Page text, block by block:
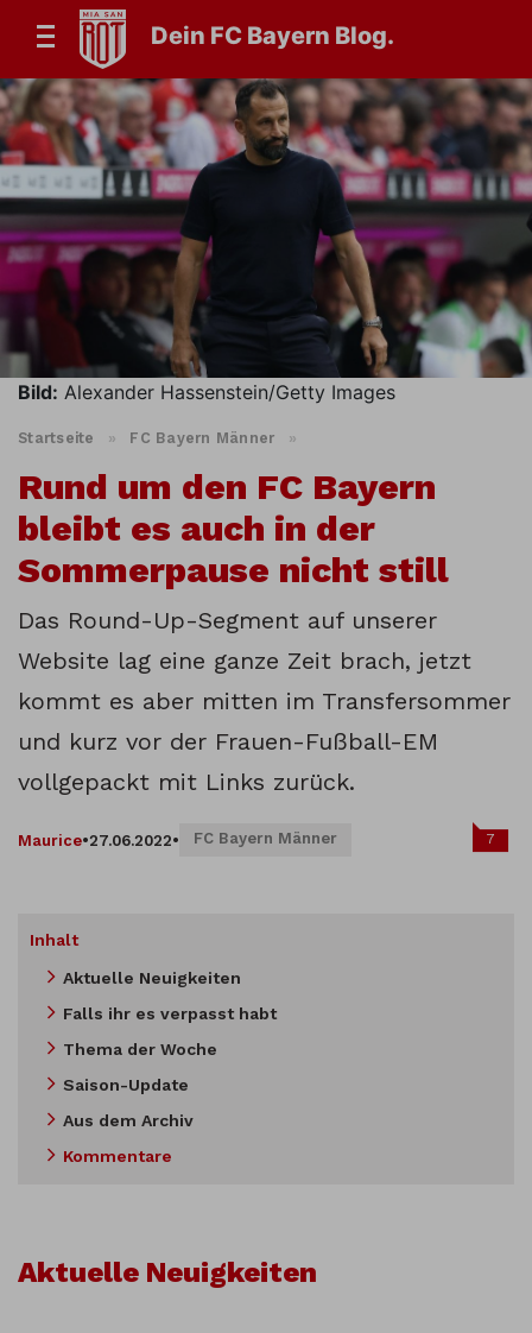
Dein FC Bayern Blog.
Bild: Alexander Hassenstein/Getty Images
Startseite » FC Bayern Männer »
Rund um den FC Bayern
bleibt es auch in der
Sommerpause nicht still
Das Round-Up-Segment auf unserer
Website lag eine ganze Zeit brach, jetzt
kommt es aber mitten im Transfersommer
und kurz vor der Frauen-Fußball-EM
vollgepackt mit Links zurück.
Maurice•27.06.2022• FC Bayern Männer 7
Inhalt
Aktuelle Neuigkeiten
Falls ihr es verpasst habt
Thema der Woche
Saison-Update
Aus dem Archiv
Kommentare
Aktuelle Neuigkeiten